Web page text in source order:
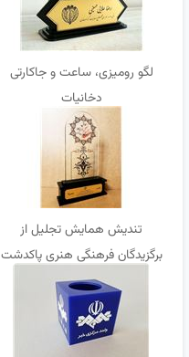
لگو رومیزی، ساعت و جاکارتی
دخانیات
تندیش همایش تجلیل از
برگزیدگان فرهنگی هنری پاکدشت